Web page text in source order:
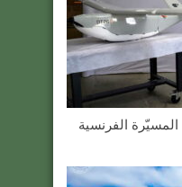
المسيّرة الفرنسية